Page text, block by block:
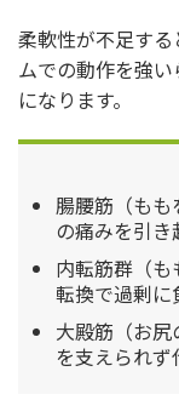
柔軟性が不足す
ムでの動作を強
になります。
腸腰筋（も
の痛みを引き
内転筋群（
転換で過剰に
大殿筋（お
を支えられ